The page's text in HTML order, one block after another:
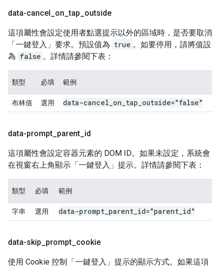
data-cancel on _tap outside
這項屬性會設定使用者點選提示以外的區域時，是否要取消
「一鍵登入」要求。預設值為 true 。如要停用，請將值設
為 false 。詳情請參閱下表：
類型 必填 範例
布林值 選用 data-cancel on tap outside="false"
data-prompt parent id
這項屬性會設定容器元素的 DOM ID。如果未設定，系統會
在視窗右上角顯示「一鍵登入」提示。詳情請參閱下表：
類型 必填 範例
字串 選用 data-prompt parent id="parent id"
data-skip prompt cookie
使用 Cookie 控制「一鍵登入」提示的顯示方式。如果這項